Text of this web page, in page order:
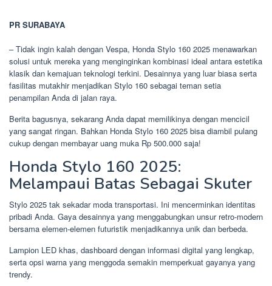
PR SURABAYA
– Tidak ingin kalah dengan Vespa, Honda Stylo 160 2025 menawarkan
solusi untuk mereka yang menginginkan kombinasi ideal antara estetika
klasik dan kemajuan teknologi terkini. Desainnya yang luar biasa serta
fasilitas mutakhir menjadikan Stylo 160 sebagai teman setia
penampilan Anda di jalan raya.
Berita bagusnya, sekarang Anda dapat memilikinya dengan mencicil
yang sangat ringan. Bahkan Honda Stylo 160 2025 bisa diambil pulang
cukup dengan membayar uang muka Rp 500.000 saja!
Honda Stylo 160 2025:
Melampaui Batas Sebagai Skuter
Stylo 2025 tak sekadar moda transportasi. Ini mencerminkan identitas
pribadi Anda. Gaya desainnya yang menggabungkan unsur retro-modern
bersama elemen-elemen futuristik menjadikannya unik dan berbeda.
Lampion LED khas, dashboard dengan informasi digital yang lengkap,
serta opsi warna yang menggoda semakin memperkuat gayanya yang
trendy.